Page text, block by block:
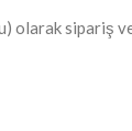
olarak sipariş